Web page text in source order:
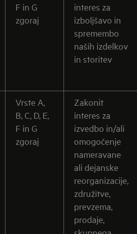
F in G
zgoraj
interes za
izboljšavo in
spremembo
naših izdelkov
in storitev
Vrste A,
B, C, D, E,
F in G
zgoraj
Zakonit
interes za
izvedbo in/ali
omogočenje
nameravane
ali dejanske
reorganizacije,
združitve,
prevzema,
prodaje,